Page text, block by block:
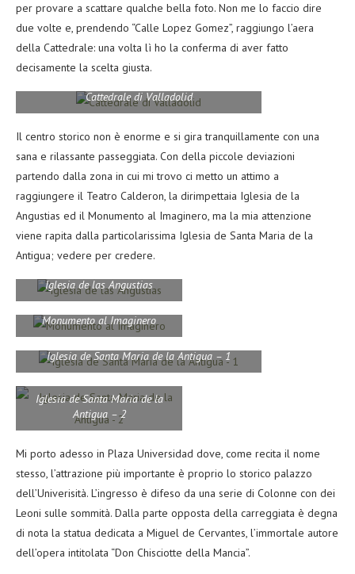
per provare a scattare qualche bella foto. Non me lo faccio dire
due volte e, prendendo “Calle Lopez Gomez”, raggiungo l’aera
della Cattedrale: una volta lì ho la conferma di aver fatto
decisamente la scelta giusta.
Cattedrale di Valladolid
Il centro storico non è enorme e si gira tranquillamente con una
sana e rilassante passeggiata. Con della piccole deviazioni
partendo dalla zona in cui mi trovo ci metto un attimo a
raggiungere il Teatro Calderon, la dirimpettaia Iglesia de la
Angustias ed il Monumento al Imaginero, ma la mia attenzione
viene rapita dalla particolarissima Iglesia de Santa Maria de la
Antigua; vedere per credere.
Iglesia de las Angustias
Monumento al Imaginero
Iglesia de Santa Maria de la Antigua – 1
Iglesia de Santa Maria de la
Antigua – 2
Mi porto adesso in Plaza Universidad dove, come recita il nome
stesso, l’attrazione più importante è proprio lo storico palazzo
dell’Univerisità. L’ingresso è difeso da una serie di Colonne con dei
Leoni sulle sommità. Dalla parte opposta della carreggiata è degna
di nota la statua dedicata a Miguel de Cervantes, l’immortale autore
dell’opera intitolata “Don Chisciotte della Mancia”.